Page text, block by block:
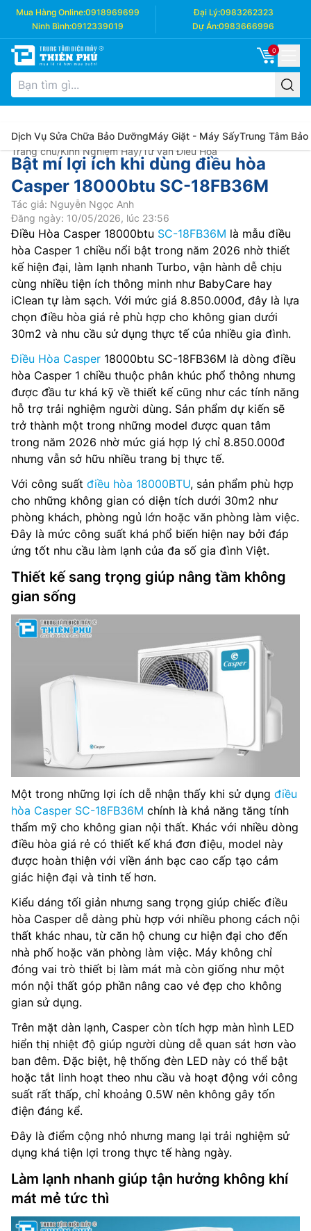
Mua Hàng Online:0918969699 Đại Lý:0983262323
Ninh Bình:0912339019 Dự Án:0983666996
0
Dịch Vụ Sửa Chữa Bảo DưỡngMáy Giặt - Máy SấyTrung Tâm Bảo
Trang chủ/Kinh Nghiệm Hay/Tư vấn Điều Hòa
Bật mí lợi ích khi dùng điều hòa
Casper 18000btu SC-18FB36M
Tác giả: Nguyễn Ngọc Anh
Đăng ngày: 10/05/2026, lúc 23:56
Điều Hòa Casper 18000btu SC-18FB36M là mẫu điều
hòa Casper 1 chiều nổi bật trong năm 2026 nhờ thiết
kế hiện đại, làm lạnh nhanh Turbo, vận hành dễ chịu
cùng nhiều tiện ích thông minh như BabyCare hay
iClean tự làm sạch. Với mức giá 8.850.000đ, đây là lựa
chọn điều hòa giá rẻ phù hợp cho không gian dưới
30m2 và nhu cầu sử dụng thực tế của nhiều gia đình.
Điều Hòa Casper 18000btu SC-18FB36M là dòng điều
hòa Casper 1 chiều thuộc phân khúc phổ thông nhưng
được đầu tư khá kỹ về thiết kế cũng như các tính năng
hỗ trợ trải nghiệm người dùng. Sản phẩm dự kiến sẽ
trở thành một trong những model được quan tâm
trong năm 2026 nhờ mức giá hợp lý chỉ 8.850.000đ
nhưng vẫn sở hữu nhiều trang bị thực tế.
Với công suất điều hòa 18000BTU, sản phẩm phù hợp
cho những không gian có diện tích dưới 30m2 như
phòng khách, phòng ngủ lớn hoặc văn phòng làm việc.
Đây là mức công suất khá phổ biến hiện nay bởi đáp
ứng tốt nhu cầu làm lạnh của đa số gia đình Việt.
Thiết kế sang trọng giúp nâng tầm không
gian sống
Một trong những lợi ích dễ nhận thấy khi sử dụng điều
hòa Casper SC-18FB36M chính là khả năng tăng tính
thẩm mỹ cho không gian nội thất. Khác với nhiều dòng
điều hòa giá rẻ có thiết kế khá đơn điệu, model này
được hoàn thiện với viền ánh bạc cao cấp tạo cảm
giác hiện đại và tinh tế hơn.
Kiểu dáng tối giản nhưng sang trọng giúp chiếc điều
hòa Casper dễ dàng phù hợp với nhiều phong cách nội
thất khác nhau, từ căn hộ chung cư hiện đại cho đến
nhà phố hoặc văn phòng làm việc. Máy không chỉ
đóng vai trò thiết bị làm mát mà còn giống như một
món nội thất góp phần nâng cao vẻ đẹp cho không
gian sử dụng.
Trên mặt dàn lạnh, Casper còn tích hợp màn hình LED
hiển thị nhiệt độ giúp người dùng dễ quan sát hơn vào
ban đêm. Đặc biệt, hệ thống đèn LED này có thể bật
hoặc tắt linh hoạt theo nhu cầu và hoạt động với công
suất rất thấp, chỉ khoảng 0.5W nên không gây tốn
điện đáng kể.
Đây là điểm cộng nhỏ nhưng mang lại trải nghiệm sử
dụng khá tiện lợi trong thực tế hàng ngày.
Làm lạnh nhanh giúp tận hưởng không khí
mát mẻ tức thì